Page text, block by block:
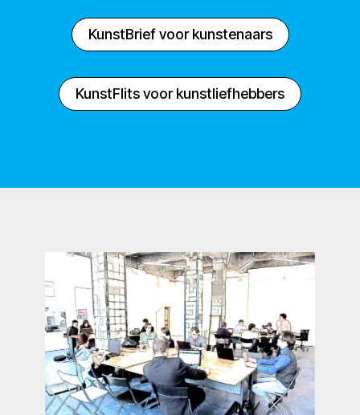
KunstBrief voor kunstenaars
KunstFlits voor kunstliefhebbers